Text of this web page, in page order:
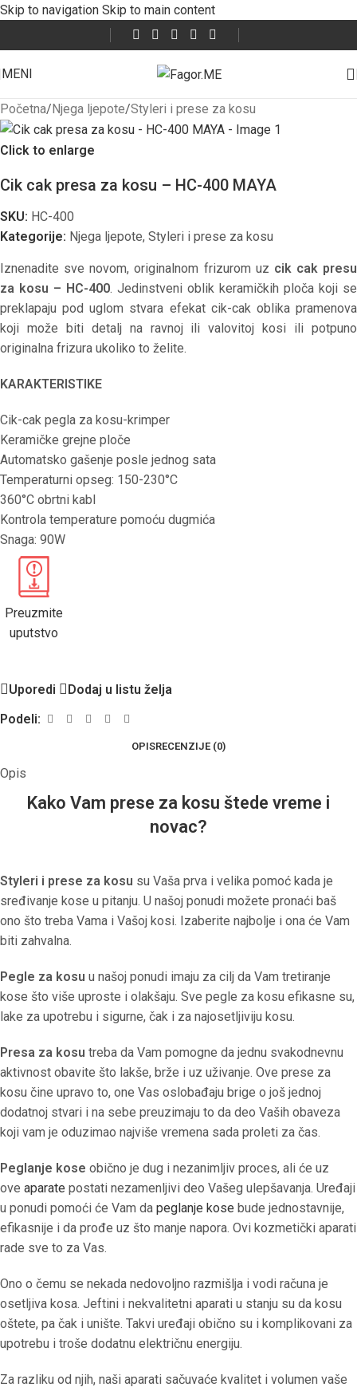
Skip to navigation Skip to main content
MENI
Početna/Njega ljepote/Styleri i prese za kosu
Click to enlarge
Cik cak presa za kosu – HC-400 MAYA
SKU: HC-400
Kategorije: Njega ljepote, Styleri i prese za kosu
Iznenadite sve novom, originalnom frizurom uz cik cak presu
za kosu – HC-400. Jedinstveni oblik keramičkih ploča koji se
preklapaju pod uglom stvara efekat cik-cak oblika pramenova
koji može biti detalj na ravnoj ili valovitoj kosi ili potpuno
originalna frizura ukoliko to želite.
KARAKTERISTIKE
Cik-cak pegla za kosu-krimper
Keramičke grejne ploče
Automatsko gašenje posle jednog sata
Temperaturni opseg: 150-230°C
360°C obrtni kabl
Kontrola temperature pomoću dugmića
Snaga: 90W
Preuzmite
uputstvo
Uporedi
Dodaj u listu želja
Podeli:
OPISRECENZIJE (0)
Opis
Kako Vam prese za kosu štede vreme i
novac?
Styleri i prese za kosu su Vaša prva i velika pomoć kada je
sređivanje kose u pitanju. U našoj ponudi možete pronaći baš
ono što treba Vama i Vašoj kosi. Izaberite najbolje i ona će Vam
biti zahvalna.
Pegle za kosu u našoj ponudi imaju za cilj da Vam tretiranje
kose što više uproste i olakšaju. Sve pegle za kosu efikasne su,
lake za upotrebu i sigurne, čak i za najosetljiviju kosu.
Presa za kosu treba da Vam pomogne da jednu svakodnevnu
aktivnost obavite što lakše, brže i uz uživanje. Ove prese za
kosu čine upravo to, one Vas oslobađaju brige o još jednoj
dodatnoj stvari i na sebe preuzimaju to da deo Vaših obaveza
koji vam je oduzimao najviše vremena sada proleti za čas.
Peglanje kose obično je dug i nezanimljiv proces, ali će uz
ove aparate postati nezamenljivi deo Vašeg ulepšavanja. Uređaji
u ponudi pomoći će Vam da peglanje kose bude jednostavnije,
efikasnije i da prođe uz što manje napora. Ovi kozmetički aparati
rade sve to za Vas.
Ono o čemu se nekada nedovoljno razmišlja i vodi računa je
osetljiva kosa. Jeftini i nekvalitetni aparati u stanju su da kosu
oštete, pa čak i unište. Takvi uređaji obično su i komplikovani za
upotrebu i troše dodatnu električnu energiju.
Za razliku od njih, naši aparati sačuvaće kvalitet i volumen vaše